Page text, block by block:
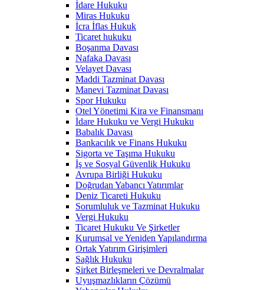
İdare Hukuku
Miras Hukuku
İcra İflas Hukuk
Ticaret hukuku
Boşanma Davası
Nafaka Davası
Velayet Davası
Maddi Tazminat Davası
Manevi Tazminat Davası
Spor Hukuku
Otel Yönetimi Kira ve Finansmanı
İdare Hukuku ve Vergi Hukuku
Babalık Davası
Bankacılık ve Finans Hukuku
Sigorta ve Taşıma Hukuku
İş ve Sosyal Güvenlik Hukuku
Avrupa Birliği Hukuku
Doğrudan Yabancı Yatırımlar
Deniz Ticareti Hukuku
Sorumluluk ve Tazminat Hukuku
Vergi Hukuku
Ticaret Hukuku Ve Şirketler
Kurumsal ve Yeniden Yapılandırma
Ortak Yatırım Girişimleri
Sağlık Hukuku
Şirket Birleşmeleri ve Devralmalar
Uyuşmazlıkların Çözümü